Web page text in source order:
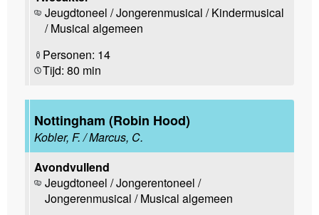
Jeugdtoneel / Jongerenmusical / Kindermusical
/ Musical algemeen
Personen: 14
Tijd: 80 min
Nottingham (Robin Hood)
Kobler, F. / Marcus, C.
Avondvullend
Jeugdtoneel / Jongerentoneel /
Jongerenmusical / Musical algemeen